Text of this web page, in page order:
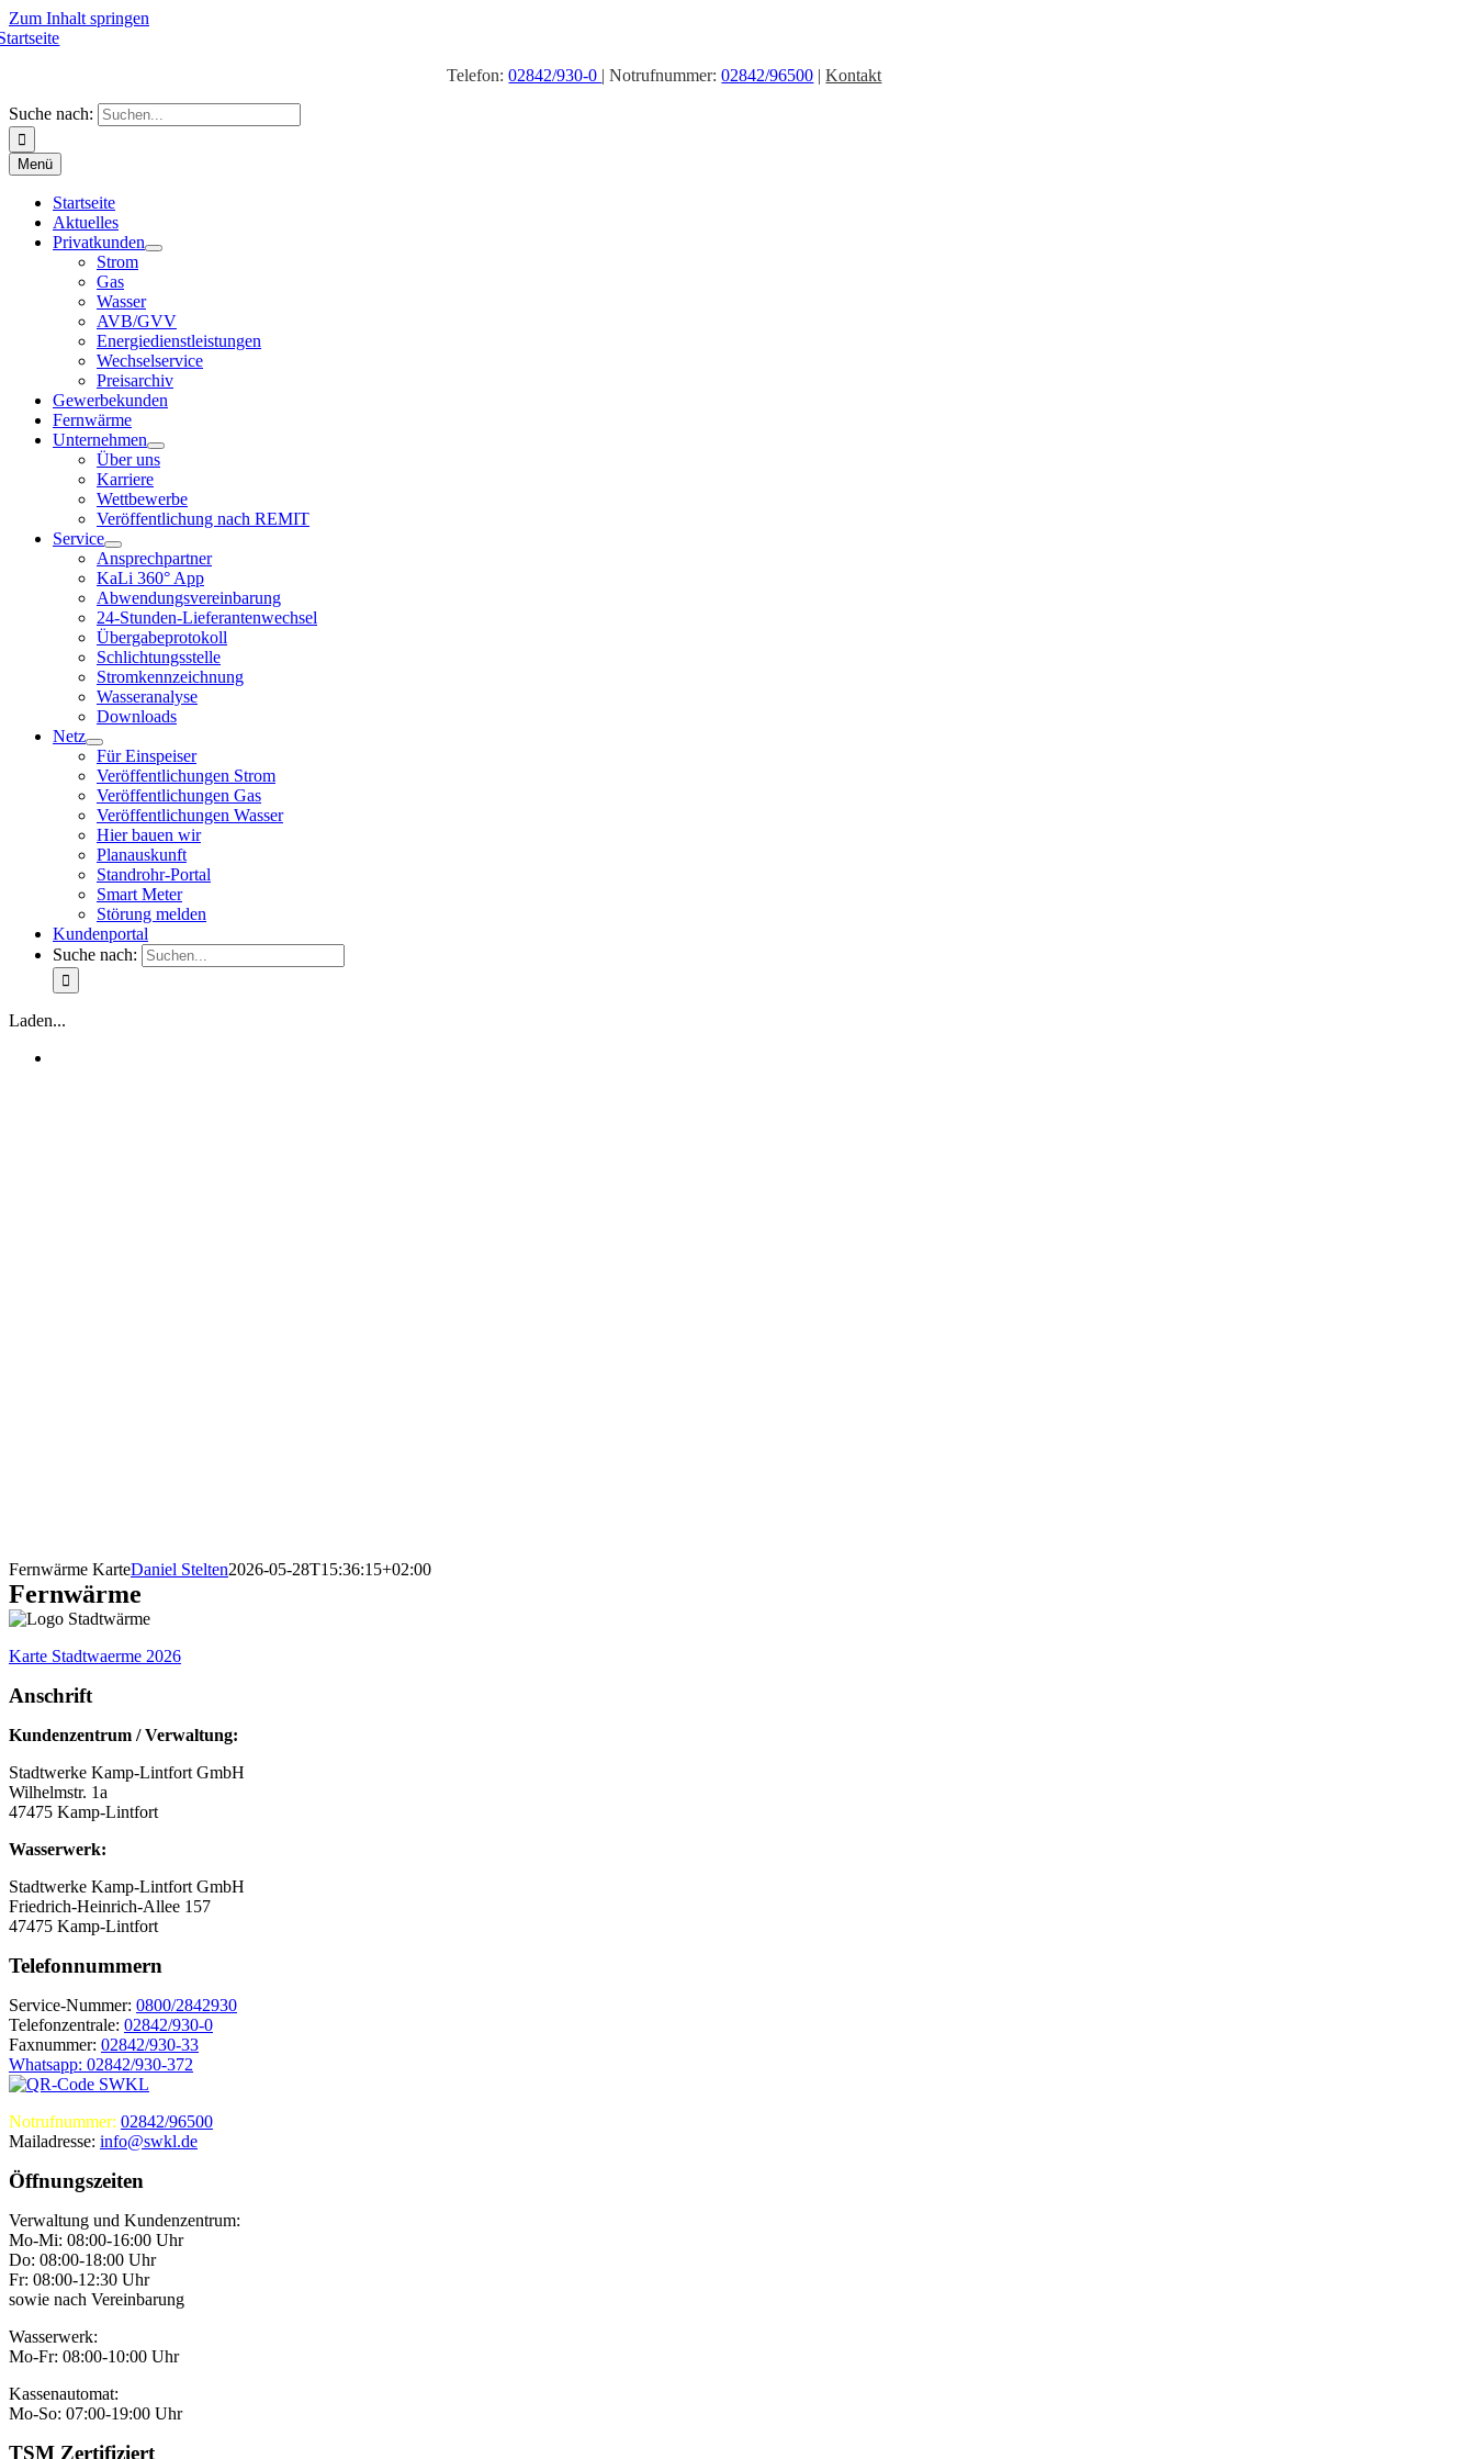
Zum Inhalt springen
Telefon:02842/930-0 | Notrufnummer:02842/96500 |Kontakt
Suche nach:
Menü
Startseite
Aktuelles
Privatkunden
Strom
Gas
Wasser
AVB/GVV
Energiedienstleistungen
Wechselservice
Preisarchiv
Gewerbekunden
Fernwärme
Unternehmen
Über uns
Karriere
Wettbewerbe
Veröffentlichung nach REMIT
Service
Ansprechpartner
KaLi 360° App
Abwendungsvereinbarung
24-Stunden-Lieferantenwechsel
Übergabeprotokoll
Schlichtungsstelle
Stromkennzeichnung
Wasseranalyse
Downloads
Netz
Für Einspeiser
Veröffentlichungen Strom
Veröffentlichungen Gas
Veröffentlichungen Wasser
Hier bauen wir
Planauskunft
Standrohr-Portal
Smart Meter
Störung melden
Kundenportal
Suche nach:
Laden...
Fernwärme KarteDaniel Stelten2026-05-28T15:36:15+02:00
Fernwärme
Karte Stadtwaerme 2026
Anschrift
Kundenzentrum / Verwaltung:
Stadtwerke Kamp-Lintfort GmbH
Wilhelmstr. 1a
47475 Kamp-Lintfort
Wasserwerk:
Stadtwerke Kamp-Lintfort GmbH
Friedrich-Heinrich-Allee 157
47475 Kamp-Lintfort
Telefonnummern
Service-Nummer: 0800/2842930
Telefonzentrale: 02842/930-0
Faxnummer: 02842/930-33
Whatsapp: 02842/930-372
Notrufnummer: 02842/96500
Mailadresse: info@swkl.de
Öffnungszeiten
Verwaltung und Kundenzentrum:
Mo-Mi: 08:00-16:00 Uhr
Do: 08:00-18:00 Uhr
Fr: 08:00-12:30 Uhr
sowie nach Vereinbarung
Wasserwerk:
Mo-Fr: 08:00-10:00 Uhr
Kassenautomat:
Mo-So: 07:00-19:00 Uhr
TSM Zertifiziert